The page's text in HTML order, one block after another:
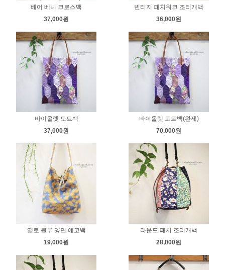
베어 베니 크로스백
37,000원
빈티지 패치워크 조리개백
36,000원
바이올렛 토트백
37,000원
바이올렛 토트백(완제)
70,000원
옐로 블루 양면 에코백
19,000원
라운드 패치 조리개백
28,000원